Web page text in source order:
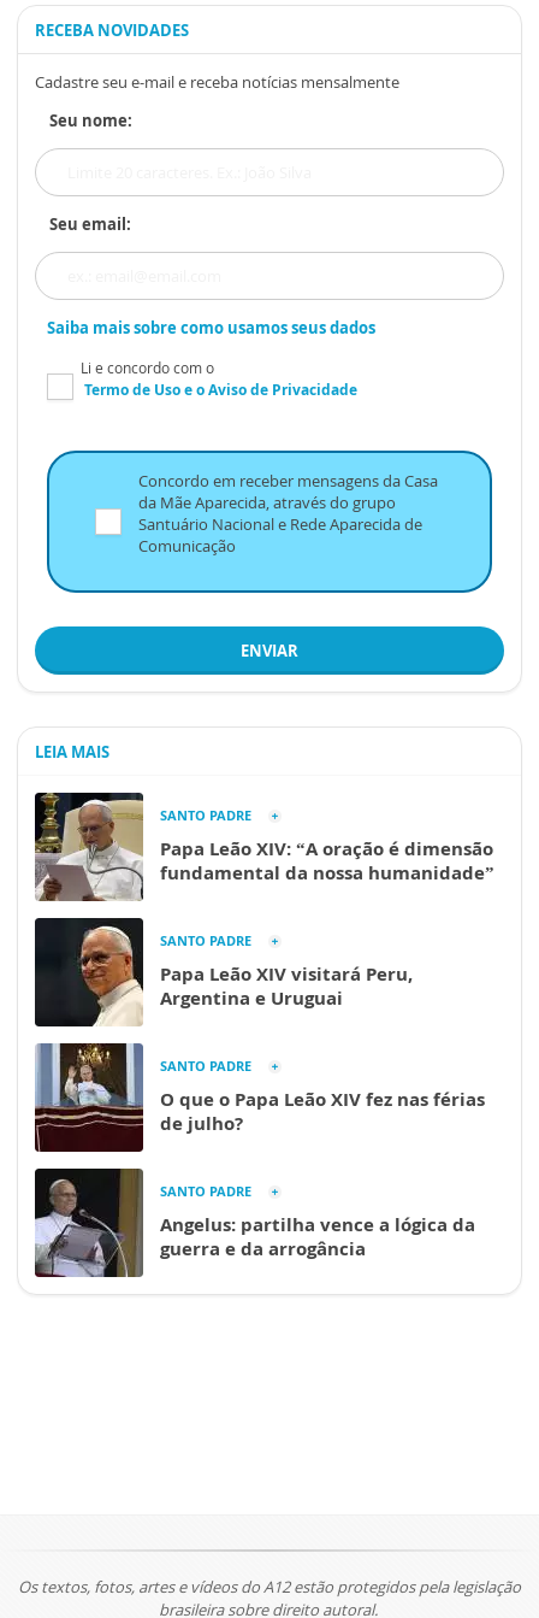
RECEBA NOVIDADES
Cadastre seu e-mail e receba notícias mensalmente
Seu nome:
Seu email:
Saiba mais sobre como usamos seus dados
Li e concordo com o
Termo de Usoe oAviso de Privacidade
Concordo em receber mensagens da Casa
da Mãe Aparecida, através do grupo
Santuário Nacional e Rede Aparecida de
Comunicação
ENVIAR
LEIA MAIS
SANTO PADRE
Papa Leão XIV: “A oração é dimensão
fundamental da nossa humanidade”
SANTO PADRE
Papa Leão XIV visitará Peru,
Argentina e Uruguai
SANTO PADRE
O que o Papa Leão XIV fez nas férias
de julho?
SANTO PADRE
Angelus: partilha vence a lógica da
guerra e da arrogância
Os textos, fotos, artes e vídeos do A12 estão protegidos pela legislação
brasileira sobre direito autoral.